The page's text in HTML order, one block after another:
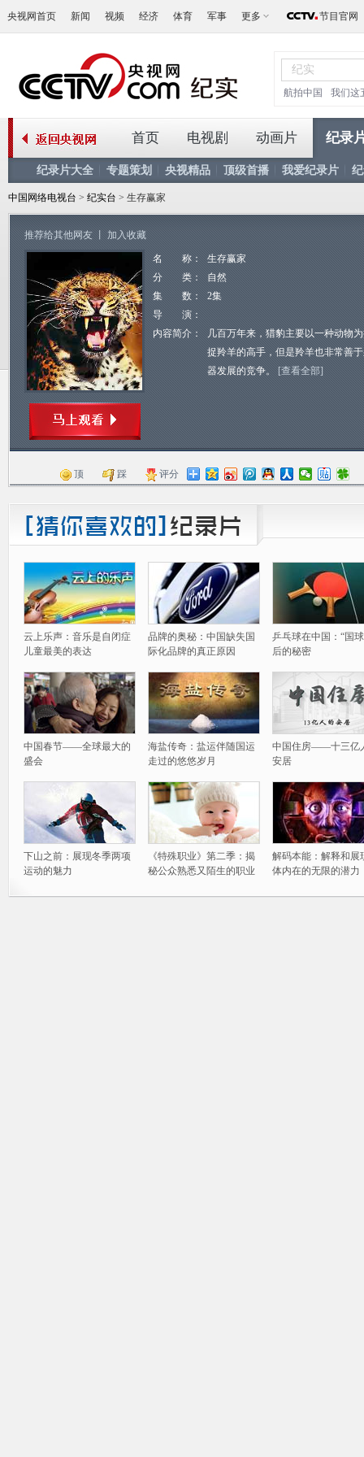
央视网首页 新闻 视频 经济 体育 军事 更多 节目官网
航拍中国 我们这
首页 电视剧 动画片 纪录
纪录片大全 专题策划 央视精品 顶级首播 我爱纪录片
中国网络电视台 > 纪实台 > 生存赢家
推荐给其他网友 加入收藏
名 称：
生存赢家
分 类：
自然
集 数：
2集
导 演：
内容简介：
几百万年来，猎豹主要以一种动物
捉羚羊的高手，但是羚羊也非常善
器发展的竞争。
[查看全部]
顶 踩 评分
云上乐声：音乐是自闭症
儿童最美的表达
品牌的奥秘：中国缺失国
际化品牌的真正原因
乒乓球在中国：“国
后的秘密
中国春节——全球最大的
盛会
海盐传奇：盐运伴随国运
走过的悠悠岁月
中国住房——十三亿
安居
下山之前：展现冬季两项
运动的魅力
《特殊职业》第二季：揭
秘公众熟悉又陌生的职业
解码本能：解释和展
体内在的无限的潜力